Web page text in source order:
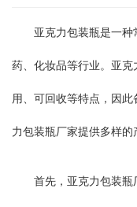
亚克力包装瓶是一
药、化妆品等行业。亚
用、可回收等特点，因
力包装瓶厂家提供多样的
首先，亚克力包装